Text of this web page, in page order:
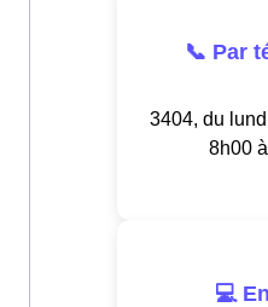
📞 Par
3404, du
8h00
💻